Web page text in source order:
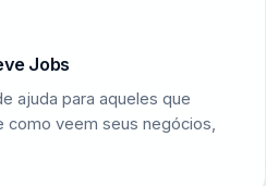
Jobs
ajuda para aqueles que
como veem seus negócios,